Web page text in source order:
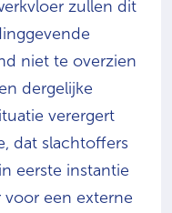
zullen dit
niet te overzien
dergelijke
verergert
dat slachtoffers
eerste instantie
een externe